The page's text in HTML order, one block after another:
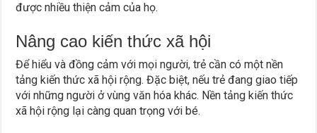
được nhiều thiện cảm của họ.
Nâng cao kiến thức xã hội
Để hiểu và đồng cảm với mọi người, trẻ cần có một nền
tảng kiến thức xã hội rộng. Đặc biệt, nếu trẻ đang giao tiếp
với những người ở vùng văn hóa khác. Nền tảng kiến thức
xã hội rộng lại càng quan trọng với bé.